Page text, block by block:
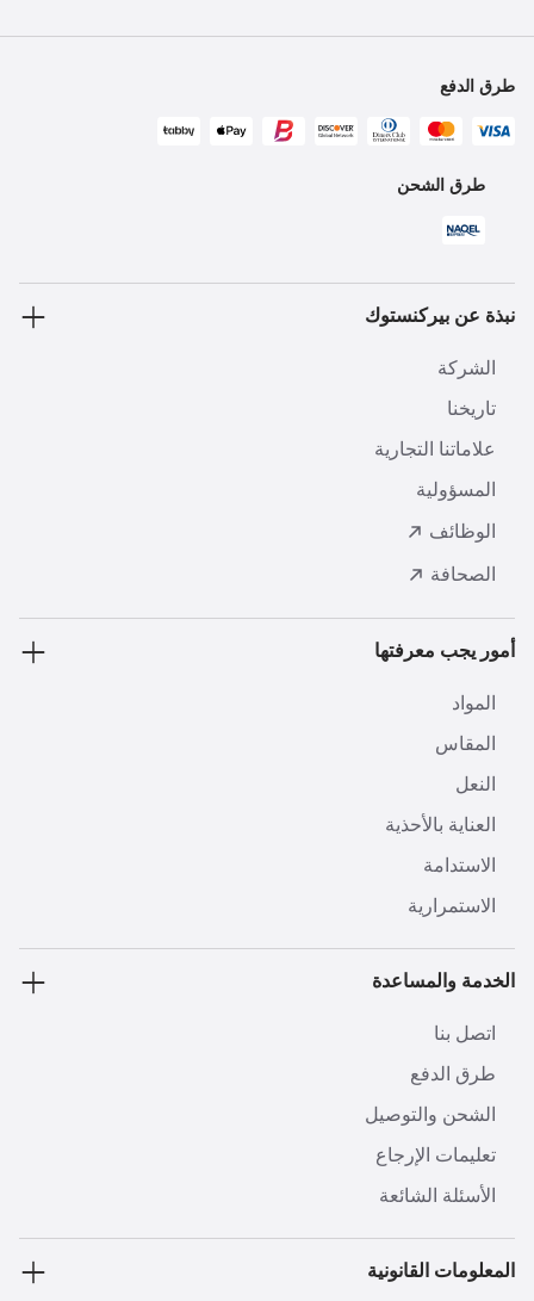
طرق الدفع
طرق الشحن
نبذة عن بيركنستوك
الشركة
تاريخنا
علاماتنا التجارية
المسؤولية
الوظائف
الصحافة
أمور يجب معرفتها
المواد
المقاس
النعل
العناية بالأحذية
الاستدامة
الاستمرارية
الخدمة والمساعدة
اتصل بنا
طرق الدفع
الشحن والتوصيل
تعليمات الإرجاع
الأسئلة الشائعة
المعلومات القانونية